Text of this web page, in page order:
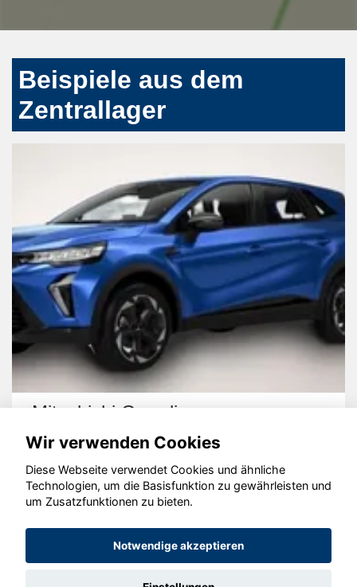
Beispiele aus dem
Zentrallager
Mitsubishi Grandis
© konjunkturmotor.de GmbH 2020 - 2026
Wir verwenden Cookies
Diese Webseite verwendet Cookies und ähnliche
Technologien, um die Basisfunktion zu gewährleisten und
um Zusatzfunktionen zu bieten.
Notwendige akzeptieren